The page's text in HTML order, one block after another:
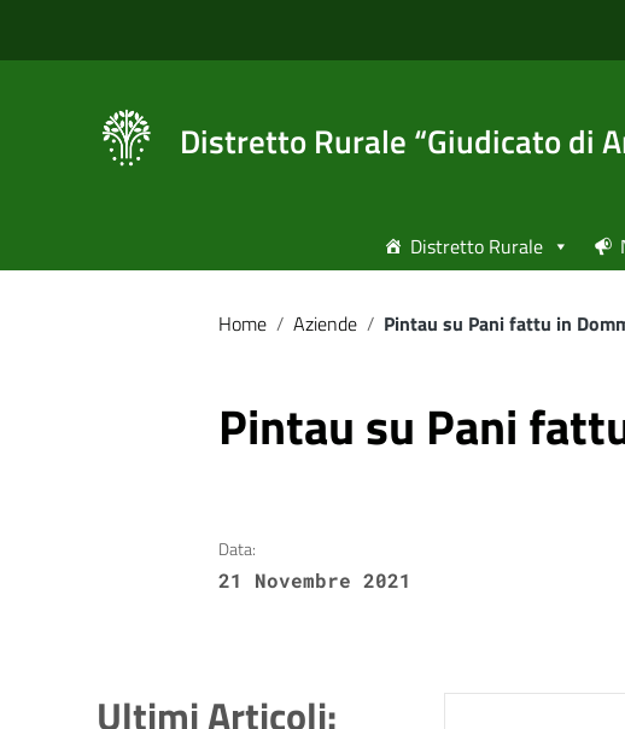
Distretto Rurale “Giudicato di
Distretto Rurale
Home / Aziende / Pintau su Pani fattu in
Pintau su Pani
Data:
21 Novembre 2021
Ultimi Articoli: